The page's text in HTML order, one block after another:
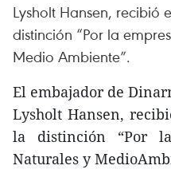
Lysholt Hansen, recibió
distinción “Por la
Medio Ambiente”.
El embajador de
Lysholt Hansen,
la distinción “Por
Naturales y